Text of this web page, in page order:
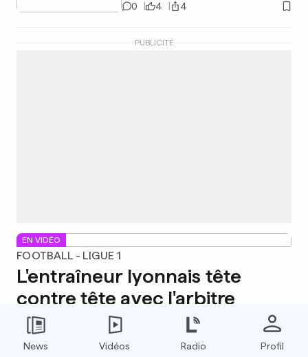
0 4 4
PUBLICITÉ
EN VIDÉO
FOOTBALL - LIGUE 1
L'entraîneur lyonnais tête
contre tête avec l'arbitre
10
EN PHOTOS ÉTATS-UNIS
News Vidéos Radio Profil